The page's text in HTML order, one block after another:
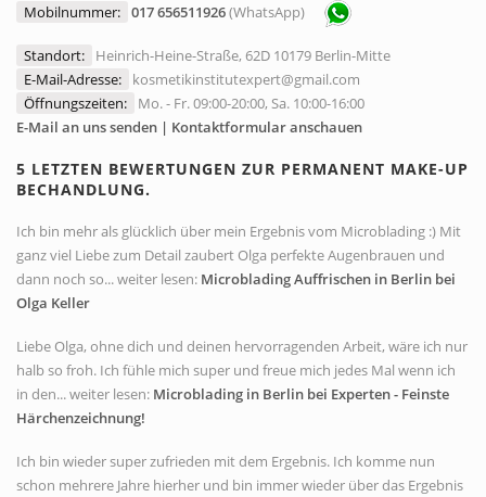
Mobilnummer: 017 656511926(WhatsApp)
Standort:
Heinrich-Heine-Straße, 62D 10179 Berlin-Mitte
E-Mail-Adresse:
kosmetikinstitutexpert@gmail.com
Öffnungszeiten:
Mo. - Fr. 09:00-20:00, Sa. 10:00-16:00
E-Mail an uns senden | Kontaktformular anschauen
5 LETZTEN BEWERTUNGEN ZUR PERMANENT MAKE-UP
BECHANDLUNG.
Ich bin mehr als glücklich über mein Ergebnis vom Microblading :) Mit
ganz viel Liebe zum Detail zaubert Olga perfekte Augenbrauen und
dann noch so... weiter lesen: Microblading Auffrischen in Berlin bei
Olga Keller
Liebe Olga, ohne dich und deinen hervorragenden Arbeit, wäre ich nur
halb so froh. Ich fühle mich super und freue mich jedes Mal wenn ich
in den... weiter lesen: Microblading in Berlin bei Experten - Feinste
Härchenzeichnung!
Ich bin wieder super zufrieden mit dem Ergebnis. Ich komme nun
schon mehrere Jahre hierher und bin immer wieder über das Ergebnis